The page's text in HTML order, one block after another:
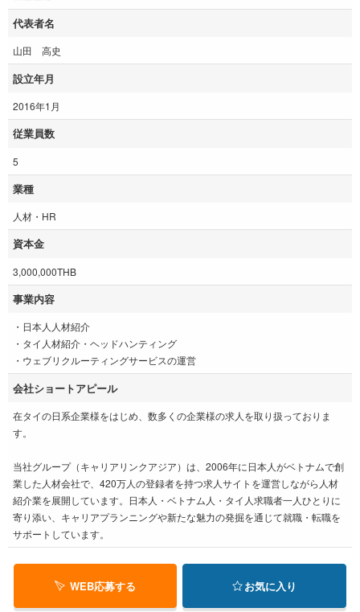
代表者名
山田 高史
設立年月
2016年1月
従業員数
5
業種
人材・HR
資本金
3,000,000THB
事業内容
・日本人人材紹介
・タイ人材紹介・ヘッドハンティング
・ウェブリクルーティングサービスの運営
会社ショートアピール
在タイの日系企業様をはじめ、数多くの企業様の求人を取り扱っておりま
す。
当社グループ（キャリアリンクアジア）は、2006年に日本人がベトナムで創
業した人材会社で、420万人の登録者を持つ求人サイトを運営しながら人材
紹介業を展開しています。日本人・ベトナム人・タイ人求職者一人ひとりに
寄り添い、キャリアプランニングや新たな魅力の発掘を通じて就職・転職を
サポートしています。
WEB応募する お気に入り